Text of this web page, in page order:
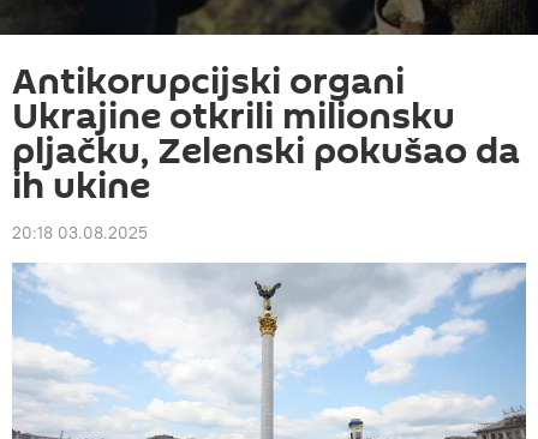
Antikorupcijski organi
Ukrajine otkrili milionsku
pljačku, Zelenski pokušao da
ih ukine
20:18 03.08.2025